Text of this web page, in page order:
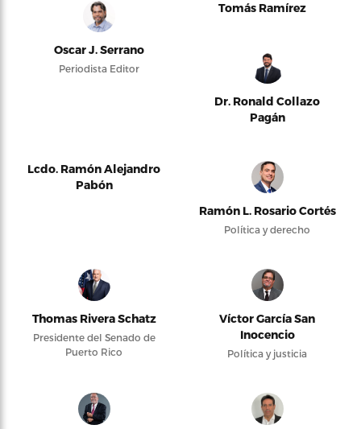
Oscar J. Serrano
Periodista Editor
Tomás Ramírez
Dr. Ronald Collazo
Pagán
Lcdo. Ramón Alejandro
Pabón
Ramón L. Rosario Cortés
Política y derecho
Thomas Rivera Schatz
Presidente del Senado de
Puerto Rico
Víctor García San
Inocencio
Política y justicia